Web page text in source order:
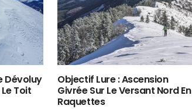
Dévoluy
Le Toit
Objectif Lure : Ascension
Givrée Sur Le Versant Nord En
Raquettes